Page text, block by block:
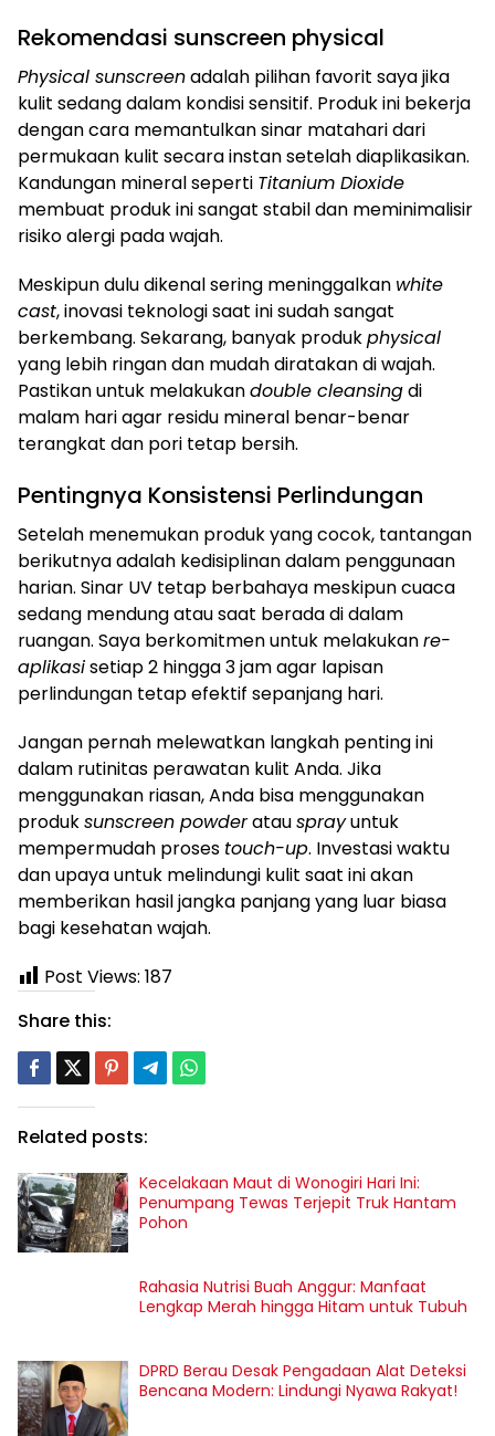
Rekomendasi sunscreen physical
Physical sunscreenadalah pilihan favorit saya jika
kulit sedang dalam kondisi sensitif. Produk ini bekerja
dengan cara memantulkan sinar matahari dari
permukaan kulit secara instan setelah diaplikasikan.
Kandungan mineral seperti Titanium Dioxide
membuat produk ini sangat stabil dan meminimalisir
risiko alergi pada wajah.
Meskipun dulu dikenal sering meninggalkan white
cast, inovasi teknologi saat ini sudah sangat
berkembang. Sekarang, banyak produkphysical
yang lebih ringan dan mudah diratakan di wajah.
Pastikan untuk melakukandouble cleansingdi
malam hari agar residu mineral benar-benar
terangkat dan pori tetap bersih.
Pentingnya Konsistensi Perlindungan
Setelah menemukan produk yang cocok, tantangan
berikutnya adalah kedisiplinan dalam penggunaan
harian. Sinar UV tetap berbahaya meskipun cuaca
sedang mendung atau saat berada di dalam
ruangan. Saya berkomitmen untuk melakukanre-
aplikasisetiap 2 hingga 3 jam agar lapisan
perlindungan tetap efektif sepanjang hari.
Jangan pernah melewatkan langkah penting ini
dalam rutinitas perawatan kulit Anda. Jika
menggunakan riasan, Anda bisa menggunakan
produksunscreen powderatausprayuntuk
mempermudah proses touch-up. Investasi waktu
dan upaya untuk melindungi kulit saat ini akan
memberikan hasil jangka panjang yang luar biasa
bagi kesehatan wajah.
Post Views: 187
Share this:
Related posts:
Kecelakaan Maut di Wonogiri Hari Ini:
Penumpang Tewas Terjepit Truk Hantam
Pohon
Rahasia Nutrisi Buah Anggur: Manfaat
Lengkap Merah hingga Hitam untuk Tubuh
DPRD Berau Desak Pengadaan Alat Deteksi
Bencana Modern: Lindungi Nyawa Rakyat!